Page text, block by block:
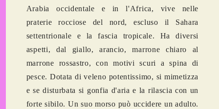
Arabia occidentale e in l'Africa, vive nelle
praterie rocciose del nord, escluso il Sahara
settentrionale e la fascia tropicale. Ha diversi
aspetti, dal giallo, arancio, marrone chiaro al
marrone rossastro, con motivi scuri a spina di
pesce. Dotata di veleno potentissimo, si mimetizza
e se disturbata si gonfia d'aria e la rilascia con un
forte sibilo. Un suo morso può uccidere un adulto.